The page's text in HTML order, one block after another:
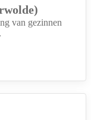
van gezinnen